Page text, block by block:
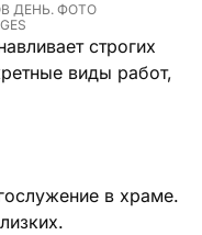
ДЕНЬ. ФОТО
строгих
виды работ,
в храме.